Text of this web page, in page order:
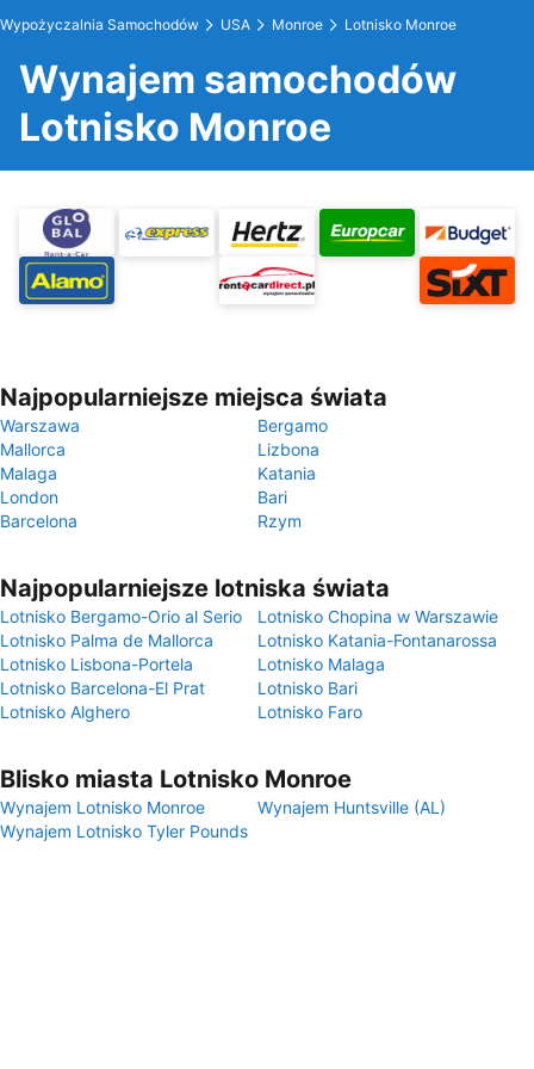
Wypożyczalnia Samochodów USA Monroe Lotnisko Monroe
Wynajem samochodów
Lotnisko Monroe
Najpopularniejsze miejsca świata
Warszawa
Bergamo
Mallorca
Lizbona
Malaga
Katania
London
Bari
Barcelona
Rzym
Najpopularniejsze lotniska świata
Lotnisko Bergamo-Orio al Serio
Lotnisko Chopina w Warszawie
Lotnisko Palma de Mallorca
Lotnisko Katania-Fontanarossa
Lotnisko Lisbona-Portela
Lotnisko Malaga
Lotnisko Barcelona-El Prat
Lotnisko Bari
Lotnisko Alghero
Lotnisko Faro
Blisko miasta Lotnisko Monroe
Wynajem Lotnisko Monroe
Wynajem Huntsville (AL)
Wynajem Lotnisko Tyler Pounds